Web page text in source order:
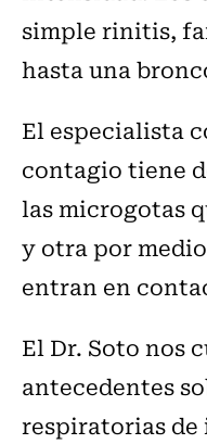
simple rinitis,
hasta una
El especialista
contagio tiene
las microgotas
y otra por
entran en
El Dr. Soto nos
antecedentes
respiratorias